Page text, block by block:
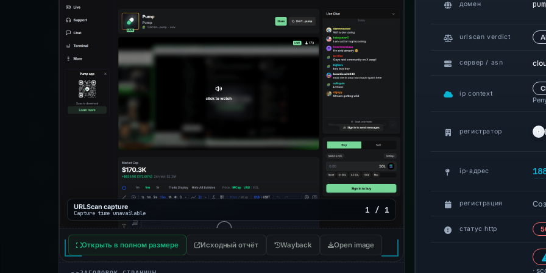
URLScan capture
Capture time unavailable 1 / 1
Открыть в полном размере Исходный отчёт Wayback Open image
домен
urlscan verdict
сервер / asn
ip context
регистратор
ip-адрес
регистрация
статус http
·